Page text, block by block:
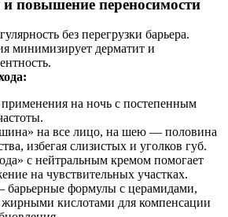
повышение переносимости
без перегрузки барьера.
минимизирует дерматит и
применения на ночь с постепенным
на все лицо, на шею — половина
избегая слизистых и уголков губ.
с нейтральным кремом помогает
на чувствительных участках.
формулы с церамидами,
жирными кислотами для компенсации